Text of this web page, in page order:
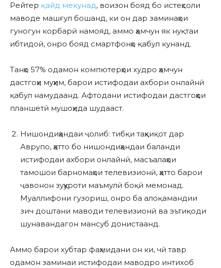
Рейтер қайд мекунад, воизон бояд бо истеҳсоли
маводе машғул бошанд, ки он дар заминаҳои
гуногун корбарӣ намояд, аммо ҳамчун як нуқтаи
ибтидоӣ, онро бояд смартфонҳо қабул кунанд.
Танҳо 57% одамон компютерҳои худро ҳамчун
дастгоҳи муҳим, барои истифодаи ахбори онлайнӣ
қабул намудаанд. Афтодани истифодаи дастгоҳҳои
планшетӣ мушоҳида шудааст.
Нишондиҳандаи ҷолиб: тибқи таҳқиқот дар
Аврупо, ҳатто бо нишондиҳандаи баланди
истифодаи ахбори онлайнӣ, масъалаҳои
тамошои барномаҳои телевизионӣ, ҳатто барои
ҷавонон зуҳуроти маъмулӣ боқӣ мемонад.
Муаллифони гузориш, онро ба алоқамандии
зич доштани маводи телевизионӣ ва эътиқоди
шунавандагон мансуб донистаанд.
Аммо барои хубтар фаҳмидани он ки, чӣ тавр
одамон заминаи истифодаи маводро интихоб